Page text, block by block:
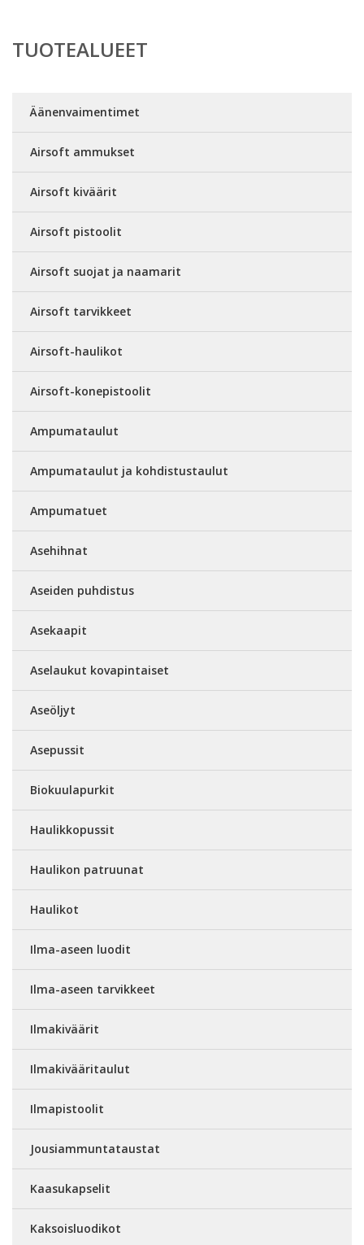
TUOTEALUEET
Äänenvaimentimet
Airsoft ammukset
Airsoft kiväärit
Airsoft pistoolit
Airsoft suojat ja naamarit
Airsoft tarvikkeet
Airsoft-haulikot
Airsoft-konepistoolit
Ampumataulut
Ampumataulut ja kohdistustaulut
Ampumatuet
Asehihnat
Aseiden puhdistus
Asekaapit
Aselaukut kovapintaiset
Aseöljyt
Asepussit
Biokuulapurkit
Haulikkopussit
Haulikon patruunat
Haulikot
Ilma-aseen luodit
Ilma-aseen tarvikkeet
Ilmakiväärit
Ilmakivääritaulut
Ilmapistoolit
Jousiammuntataustat
Kaasukapselit
Kaksoisluodikot